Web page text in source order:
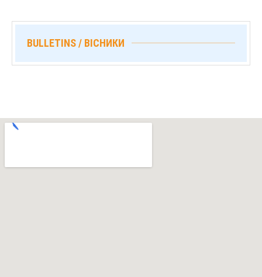
BULLETINS / ВІСНИКИ